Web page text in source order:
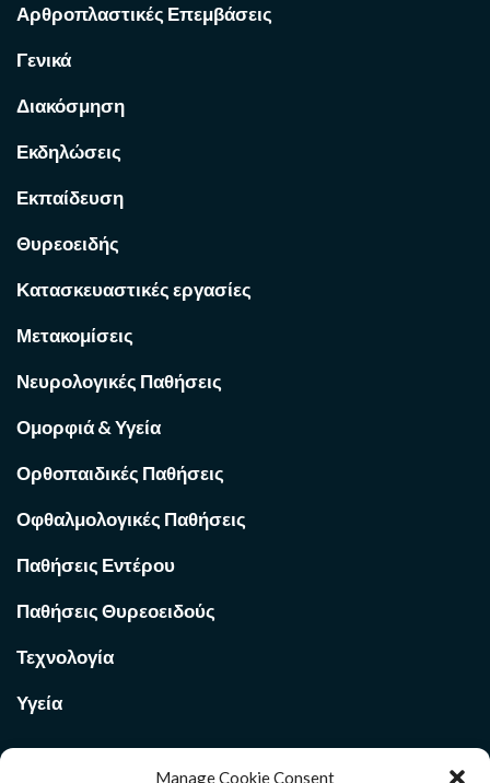
Manage Cookie Consent
Αρθροπλαστικές Επεμβάσεις
Γενικά
Διακόσμηση
Εκδηλώσεις
Εκπαίδευση
Θυρεοειδής
Κατασκευαστικές εργασίες
Μετακομίσεις
Νευρολογικές Παθήσεις
Ομορφιά & Υγεία
Ορθοπαιδικές Παθήσεις
Οφθαλμολογικές Παθήσεις
Παθήσεις Εντέρου
Παθήσεις Θυρεοειδούς
Τεχνολογία
Υγεία